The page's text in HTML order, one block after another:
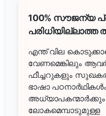
100% സൗജന്യ
എന്ത് വില
വേണമെങ്കിലും
ഫീച്ചറുകളും
ഭാഷാ
അധ്യാപകന്മാർക്കും
ലോകമെമ്പാടുമുള്ള